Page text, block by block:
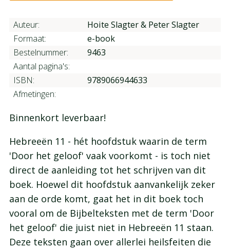
Auteur:
Hoite Slagter & Peter Slagter
Formaat:
e-book
Bestelnummer:
9463
Aantal pagina's:
ISBN:
9789066944633
Afmetingen:
Binnenkort leverbaar!
Hebreeën 11 - hét hoofdstuk waarin de term
'Door het geloof' vaak voorkomt - is toch niet
direct de aanleiding tot het schrijven van dit
boek. Hoewel dit hoofdstuk aanvankelijk zeker
aan de orde komt, gaat het in dit boek toch
vooral om de Bijbelteksten met de term 'Door
het geloof' die juist niet in Hebreeën 11 staan.
Deze teksten gaan over allerlei heilsfeiten die